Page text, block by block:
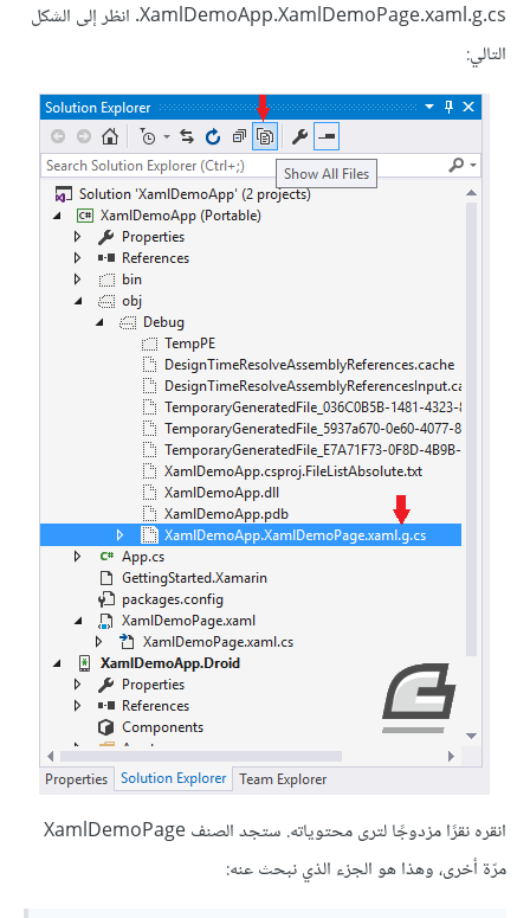
XamlDemoApp.XamlDemoPage.xaml.g.cs. انظر إلى الشكل
التالي:
انقره نقرًا مزدوجًا لترى محتوياته. ستجد الصنف XamlDemoPage
مرّة أخرى، وهذا هو الجزء الذي نبحث عنه: